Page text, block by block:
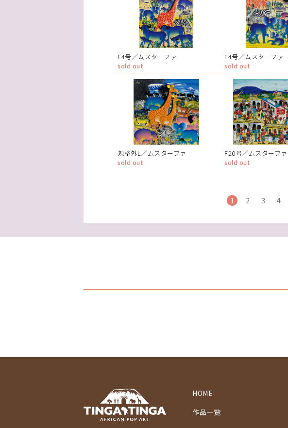
F4号／ムスターファ
sold out
F4号／ムスターファ
sold out
規格外L／ムスターファ
sold out
F20号／ムスターファ
sold out
1 2 3 4
HOME
作品一覧